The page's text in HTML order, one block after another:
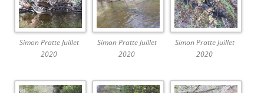
Simon Pratte Juillet
2020
Simon Pratte Juillet
2020
Simon Pratte Juillet
2020